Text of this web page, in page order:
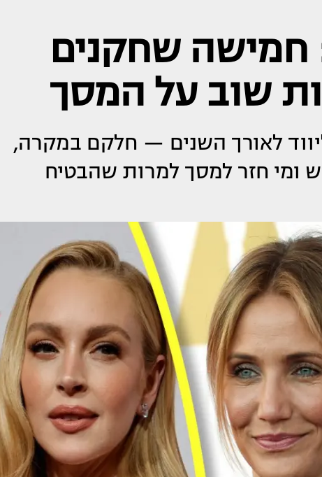
חמישה שחקנים
שוב על המסך
לאורך השנים — חלקם במקרה,
ומי חזר למסך למרות שהבטיח